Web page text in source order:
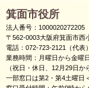
箕面市役所
法人番号：1000020272205
〒562-0003大阪府箕面市
電話：072-723-2121（代表）
業務時間：月曜日から金曜
（祝日・休日、12月29日か
一部窓口は第2・第4土曜日